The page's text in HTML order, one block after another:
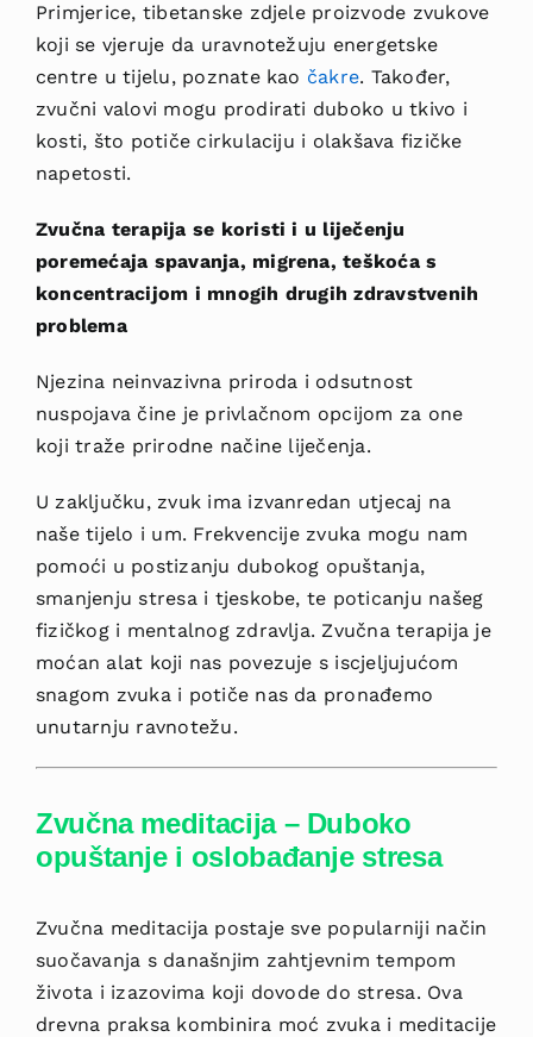
Primjerice, tibetanske zdjele proizvode zvukove
koji se vjeruje da uravnotežuju energetske
centre u tijelu, poznate kao čakre. Također,
zvučni valovi mogu prodirati duboko u tkivo i
kosti, što potiče cirkulaciju i olakšava fizičke
napetosti.
Zvučna terapija se koristi i u liječenju
poremećaja spavanja, migrena, teškoća s
koncentracijom i mnogih drugih zdravstvenih
problema
Njezina neinvazivna priroda i odsutnost
nuspojava čine je privlačnom opcijom za one
koji traže prirodne načine liječenja.
U zaključku, zvuk ima izvanredan utjecaj na
naše tijelo i um. Frekvencije zvuka mogu nam
pomoći u postizanju dubokog opuštanja,
smanjenju stresa i tjeskobe, te poticanju našeg
fizičkog i mentalnog zdravlja. Zvučna terapija je
moćan alat koji nas povezuje s iscjeljujućom
snagom zvuka i potiče nas da pronađemo
unutarnju ravnotežu.
Zvučna meditacija – Duboko
opuštanje i oslobađanje stresa
Zvučna meditacija postaje sve popularniji način
suočavanja s današnjim zahtjevnim tempom
života i izazovima koji dovode do stresa. Ova
drevna praksa kombinira moć zvuka i meditacije